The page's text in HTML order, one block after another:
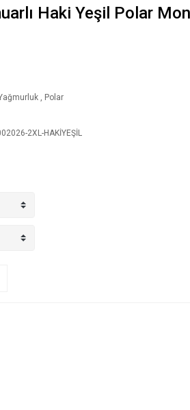
Haki Yeşil Polar
, Polar
2XL-HAKİYEŞİL